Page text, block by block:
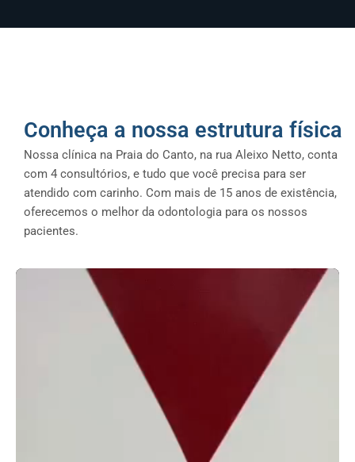
Conheça a nossa estrutura física
Nossa clínica na Praia do Canto, na rua Aleixo Netto, conta
com 4 consultórios, e tudo que você precisa para ser
atendido com carinho. Com mais de 15 anos de existência,
oferecemos o melhor da odontologia para os nossos
pacientes.